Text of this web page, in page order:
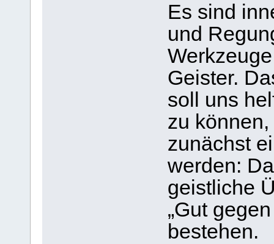
Es sind
und
Geister.
soll uns
zu
zunächst
werden:
geistliche
„Gut
bestehen.